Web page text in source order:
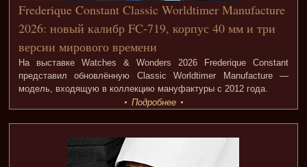
Frederique Constant Classic Worldtimer Manufacture
2026: новый калибр FC-719, корпус 40 мм и три
версии мирового времени
На выставке Watches & Wonders 2026 Frederique Constant
представил обновлённую Classic Worldtimer Manufacture —
модель, входящую в коллекцию мануфактуры с 2012 года.
Подробнее